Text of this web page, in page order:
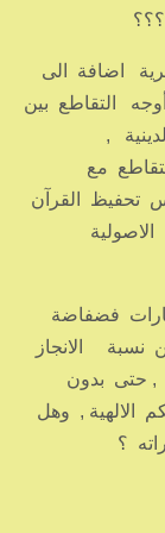
اضافة الى
التقاطع بين
,
مع
تحفيظ القرآن
فضفاضة
نسبة الانجاز
, حتى بدون
الالهية , وهل
؟